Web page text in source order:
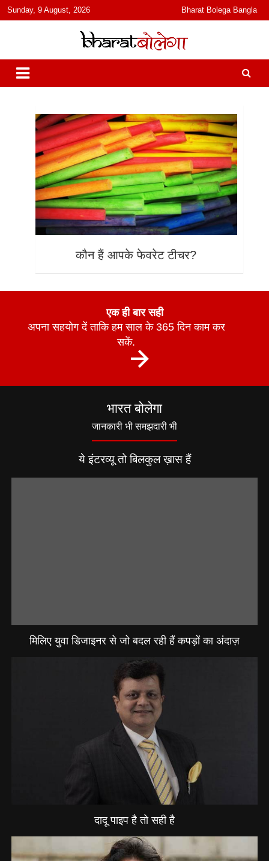
content
Sunday, 9 August, 2026 Bharat Bolega Bangla
भारत बोलेगा
हिंदी में समाचार, विचार, ऑडियो, वीडियो और फ़ीचर. भारत बोलेगा हिंदी न्यूज़ वेबसाइट
India: News, Views, Info, Trends & Podcast I जानकारी भी समझदारी भी
और पॉडकास्ट
कौन हैं आपके फेवरेट टीचर?
एक ही बार सही
अपना सहयोग दें ताकि हम साल के 365 दिन काम कर
सकें.
भारत बोलेगा
जानकारी भी समझदारी भी
ये इंटरव्यू तो बिलकुल ख़ास हैं
मिलिए युवा डिजाइनर से जो बदल रही हैं कपड़ों का अंदाज़
दादू पाइप है तो सही है